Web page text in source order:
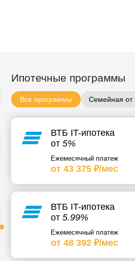
Ипотечные программы
Все программы Семейная от
ВТБ IT-ипотека
от 5%
Ежемесячный платеж
от 43 375 ₽/мес
ВТБ IT-ипотека
от 5.99%
Ежемесячный платеж
от 48 392 ₽/мес